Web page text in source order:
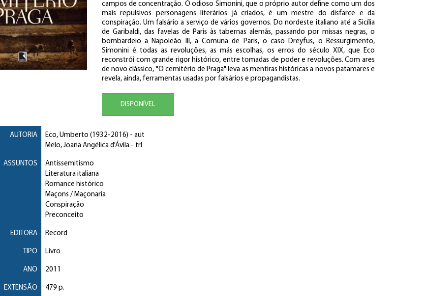
campos de concentração. O odioso Simonini, que o próprio autor define como um dos
mais repulsivos personagens literários já criados, é um mestre do disfarce e da
conspiração. Um falsário a serviço de vários governos. Do nordeste italiano até a Sicília
de Garibaldi, das favelas de Paris às tabernas alemãs, passando por missas negras, o
bombardeio a Napoleão III, a Comuna de Paris, o caso Dreyfus, o Ressurgimento,
Simonini é todas as revoluções, as más escolhas, os erros do século XIX, que Eco
reconstrói com grande rigor histórico, entre tomadas de poder e revoluções. Com ares
de novo clássico, "O cemitério de Praga" leva as mentiras históricas a novos patamares e
revela, ainda, ferramentas usadas por falsários e propagandistas.
DISPONÍVEL
AUTORIA Eco, Umberto (1932-2016) - aut
Melo, Joana Angélica d'Ávila- trl
ASSUNTOS
Antissemitismo
Literatura italiana
Romance histórico
Maçons / Maçonaria
Conspiração
Preconceito
EDITORA Record
TIPO Livro
ANO 2011
EXTENSÃO 479 p.